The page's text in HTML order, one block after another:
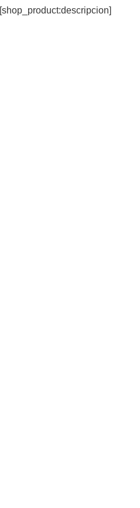
[shop_product:descripcion]